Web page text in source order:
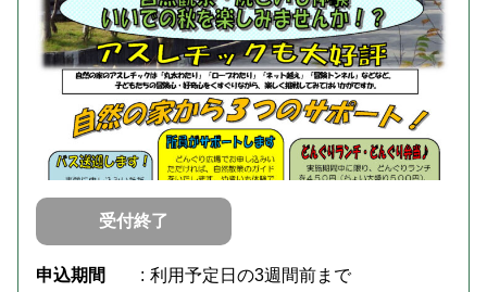
受付終了
申込期間
利用予定日の3週間前まで